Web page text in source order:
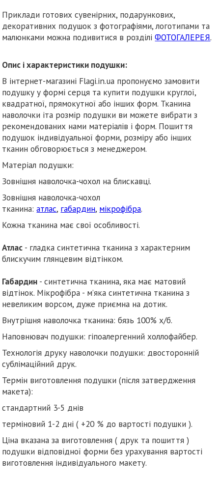
Приклади готових сувенірних, подарункових,
декоративних подушок з фотографіями, логотипами та
малюнками можна подивитися в розділіФОТОГАЛЕРЕЯ.
Опис і характеристики подушки:
В інтернет-магазині Flagi.in.ua пропонуємо замовити
подушку у формі серця та купити подушки круглої,
квадратної, прямокутної або інших форм. Тканина
наволочки іта розмір подушки ви можете вибрати з
рекомендованих нами матеріалів і форм. Пошиття
подушок індивідуальної форми, розміру або інших
тканин обговорюється з менеджером.
Матеріал подушки:
Зовнішня наволочка-чохол на блискавці.
Зовнішня наволочка-чохол
тканина:атлас, габардин, мікрофібра.
Кожна тканина має свої особливості.
Атлас - гладка синтетична тканина з характерним
блискучим глянцевим відтінком.
Габардин - синтетична тканина, яка має матовий
відтінок. Мікрофібра - м’яка синтетична тканина з
невеликим ворсом, дуже приємна на дотик.
Внутрішня наволочка тканина: бязь 100% х/б.
Наповнювач подушки: гіпоалергенний холлофайбер.
Технологія друку наволочки подушки: двосторонній
сублімаційний друк.
Термін виготовлення подушки (після затвердження
макета):
стандартний 3-5 днів
терміновий 1-2 дні ( +20 % до вартості подушки ).
Ціна вказана за виготовлення ( друк та пошиття )
подушки відповідної форми без урахування вартості
виготовлення індивідуального макету.